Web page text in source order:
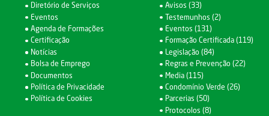
Diretório de Serviços
Eventos
Agenda de Formações
Certificação
Notícias
Bolsa de Emprego
Documentos
Política de Privacidade
Política de Cookies
Avisos (33)
Testemunhos (2)
Eventos (131)
Formação Certificada (119)
Legislação (84)
Regras e Prevenção (22)
Media (115)
Condomínio Verde (26)
Parcerias (50)
Protocolos (8)